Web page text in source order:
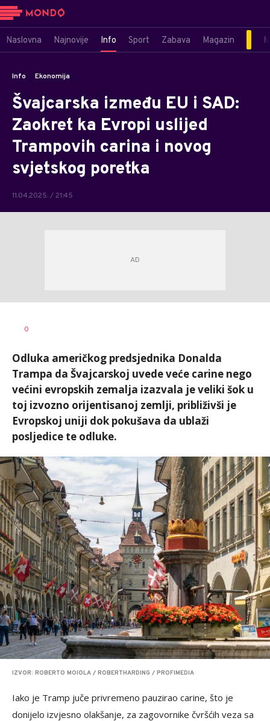
Naslovna Najnovije Info Sport Zabava Magazin
Info Ekonomija
Švajcarska između EU i SAD:
Zaokret ka Evropi uslijed
Trampovih carina i novog
svjetskog poretka
11.04.2025. / 21:45
0
Odluka američkog predsjednika Donalda
Trampa da Švajcarskoj uvede veće carine nego
većini evropskih zemalja izazvala je veliki šok u
toj izvozno orijentisanoj zemlji, približivši je
Evropskoj uniji dok pokušava da ublaži
posljedice te odluke.
IZVOR: ROBERTO MOIOLA / ROBERTHARDING / PROFIMEDIA
Iako je Tramp juče privremeno pauzirao carine, što je
donijelo izvjesno olakšanje, za zagovornike čvršćih veza sa